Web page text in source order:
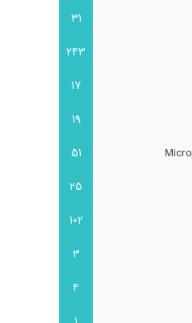
31
243
17
19
51
25
102
3
4